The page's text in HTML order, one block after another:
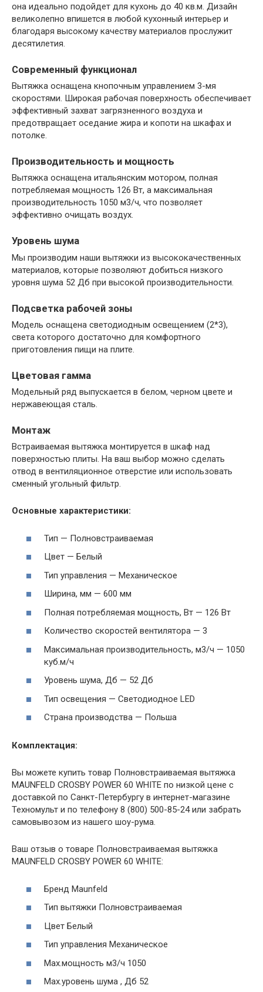
она идеально подойдет для кухонь до 40 кв.м. Дизайн
великолепно впишется в любой кухонный интерьер и
благодаря высокому качеству материалов прослужит
десятилетия.
Современный функционал
Вытяжка оснащена кнопочным управлением 3-мя
скоростями. Широкая рабочая поверхность обеспечивает
эффективный захват загрязненного воздуха и
предотвращает оседание жира и копоти на шкафах и
потолке.
Производительность и мощность
Вытяжка оснащена итальянским мотором, полная
потребляемая мощность 126 Вт, а максимальная
производительность 1050 м3/ч, что позволяет
эффективно очищать воздух.
Уровень шума
Мы производим наши вытяжки из высококачественных
материалов, которые позволяют добиться низкого
уровня шума 52 Дб при высокой производительности.
Подсветка рабочей зоны
Модель оснащена светодиодным освещением (2*3),
света которого достаточно для комфортного
приготовления пищи на плите.
Цветовая гамма
Модельный ряд выпускается в белом, черном цвете и
нержавеющая сталь.
Монтаж
Встраиваемая вытяжка монтируется в шкаф над
поверхностью плиты. На ваш выбор можно сделать
отвод в вентиляционное отверстие или использовать
сменный угольный фильтр.
Основные характеристики:
Тип — Полновстраиваемая
Цвет — Белый
Тип управления — Механическое
Ширина, мм — 600 мм
Полная потребляемая мощность, Вт — 126 Вт
Количество скоростей вентилятора — 3
Максимальная производительность, м3/ч — 1050
куб.м/ч
Уровень шума, Дб — 52 Дб
Тип освещения — Светодиодное LED
Страна производства — Польша
Комплектация:
Вы можете купить товар Полновстраиваемая вытяжка
MAUNFELD CROSBY POWER 60 WHITE по низкой цене с
доставкой по Санкт-Петербургу в интернет-магазине
Техномульт и по телефону 8 (800) 500-85-24 или забрать
самовывозом из нашего шоу-рума.
Ваш отзыв о товаре Полновстраиваемая вытяжка
MAUNFELD CROSBY POWER 60 WHITE:
Бренд Maunfeld
Тип вытяжки Полновстраиваемая
Цвет Белый
Тип управления Механическое
Мах.мощность м3/ч 1050
Мах.уровень шума , Дб 52